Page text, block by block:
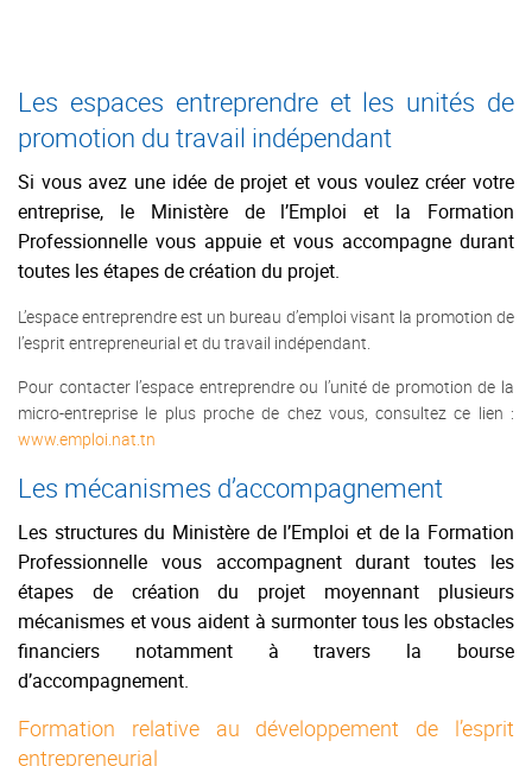
Les espaces entreprendre et les unités de
promotion du travail indépendant
Si vous avez une idée de projet et vous voulez créer votre
entreprise, le Ministère de l’Emploi et la Formation
Professionnelle vous appuie et vous accompagne durant
toutes les étapes de création du projet.
L’espace entreprendre est un bureau d’emploi visant la promotion de
l’esprit entrepreneurial et du travail indépendant.
Pour contacter l’espace entreprendre ou l’unité de promotion de la
micro-entreprise le plus proche de chez vous, consultez ce lien :
www.emploi.nat.tn
Les mécanismes d’accompagnement
Les structures du Ministère de l’Emploi et de la Formation
Professionnelle vous accompagnent durant toutes les
étapes de création du projet moyennant plusieurs
mécanismes et vous aident à surmonter tous les obstacles
financiers notamment à travers la bourse
d’accompagnement.
Formation relative au développement de l’esprit
entrepreneurial